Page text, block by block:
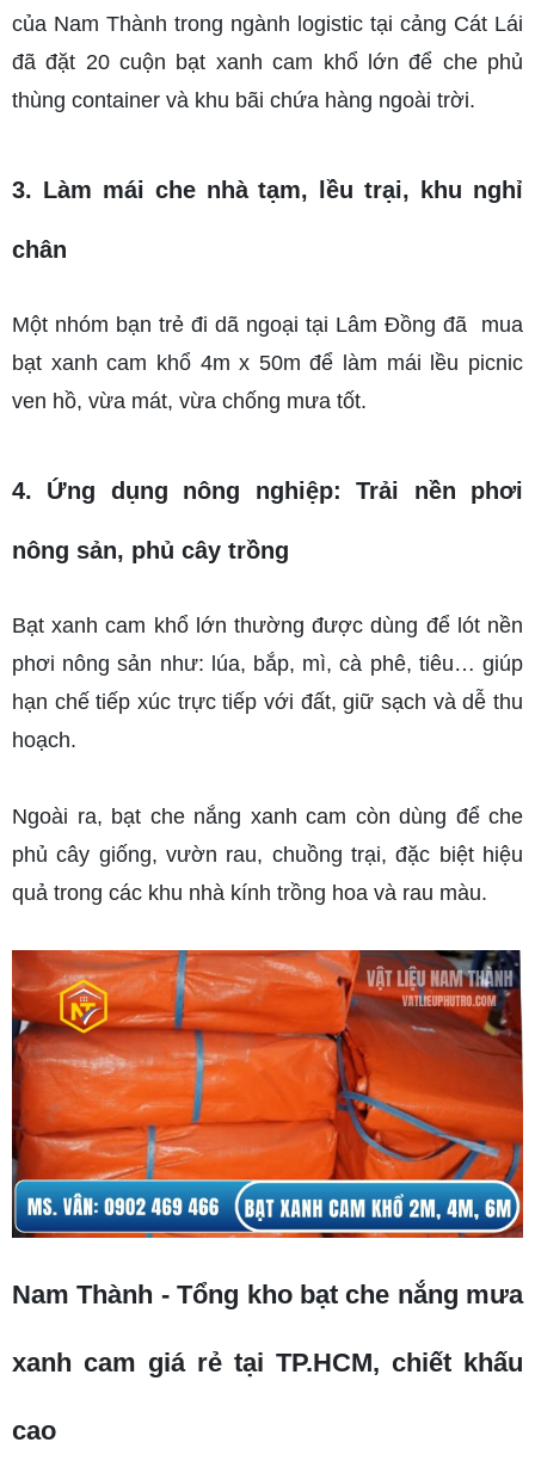
của Nam Thành trong ngành logistic tại cảng Cát Lái
đã đặt 20 cuộn bạt xanh cam khổ lớn để che phủ
thùng container và khu bãi chứa hàng ngoài trời.
3. Làm mái che nhà tạm, lều trại, khu nghỉ
chân
Một nhóm bạn trẻ đi dã ngoại tại Lâm Đồng đã  mua
bạt xanh cam khổ 4m x 50m để làm mái lều picnic
ven hồ, vừa mát, vừa chống mưa tốt.
4. Ứng dụng nông nghiệp: Trải nền phơi
nông sản, phủ cây trồng
Bạt xanh cam khổ lớn thường được dùng để lót nền
phơi nông sản như: lúa, bắp, mì, cà phê, tiêu… giúp
hạn chế tiếp xúc trực tiếp với đất, giữ sạch và dễ thu
hoạch.
Ngoài ra, bạt che nắng xanh cam còn dùng để che
phủ cây giống, vườn rau, chuồng trại, đặc biệt hiệu
quả trong các khu nhà kính trồng hoa và rau màu.
Nam Thành - Tổng kho bạt che nắng mưa
xanh cam giá rẻ tại TP.HCM, chiết khấu
cao